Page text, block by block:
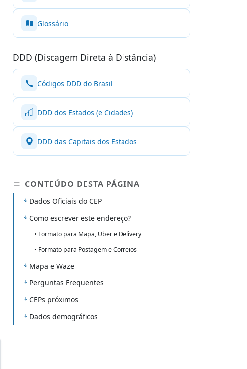
Glossário
DDD (Discagem Direta à Distância)
Códigos DDD do Brasil
DDD dos Estados (e Cidades)
DDD das Capitais dos Estados
CONTEÚDO DESTA PÁGINA
Dados Oficiais do CEP
Como escrever este endereço?
• Formato para Mapa, Uber e Delivery
• Formato para Postagem e Correios
Mapa e Waze
Perguntas Frequentes
CEPs próximos
Dados demográficos